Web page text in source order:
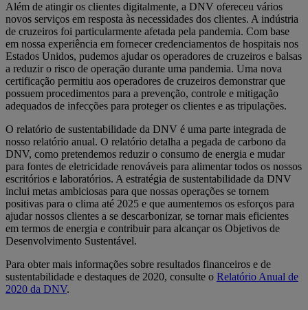
Além de atingir os clientes digitalmente, a DNV ofereceu vários
novos serviços em resposta às necessidades dos clientes. A indústria
de cruzeiros foi particularmente afetada pela pandemia. Com base
em nossa experiência em fornecer credenciamentos de hospitais nos
Estados Unidos, pudemos ajudar os operadores de cruzeiros e balsas
a reduzir o risco de operação durante uma pandemia. Uma nova
certificação permitiu aos operadores de cruzeiros demonstrar que
possuem procedimentos para a prevenção, controle e mitigação
adequados de infecções para proteger os clientes e as tripulações.
O relatório de sustentabilidade da DNV é uma parte integrada de
nosso relatório anual. O relatório detalha a pegada de carbono da
DNV, como pretendemos reduzir o consumo de energia e mudar
para fontes de eletricidade renováveis para alimentar todos os nossos
escritórios e laboratórios. A estratégia de sustentabilidade da DNV
inclui metas ambiciosas para que nossas operações se tornem
positivas para o clima até 2025 e que aumentemos os esforços para
ajudar nossos clientes a se descarbonizar, se tornar mais eficientes
em termos de energia e contribuir para alcançar os Objetivos de
Desenvolvimento Sustentável.
Para obter mais informações sobre resultados financeiros e de
sustentabilidade e destaques de 2020, consulte o Relatório Anual de
2020 da DNV.